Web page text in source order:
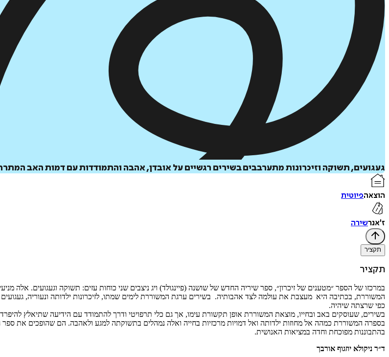
געגועים, תשוקה וזיכרונות מתערבבים בשירים רגשיים על אובדן, אהבה והתמודדות עם דמות האב
הוצאהפיוטית
ז'אנרשירה
תקציר
תקציר
במרכזו של הספר ״מטענים של זיכרון״, ספר שיריה החדש של שושנה (פיינגולד) ויג ניצבים שני כוחות עזים: תשוקה וגעגועים.
המשוררת, בכתיבה היא מעצבת את עולמה לצד אהבותיה. בשירים ערגת המשוררת לימים שמתו, לזיכרונות ילדותה ונעוריה,
כפי שרצתה שיהיה.
בשירים, שעוסקים באב ובחייו, מוצאת המשוררת אופן תקשורת עימו, אך גם כלי תרפויטי ודרך להתמודד עם הידיעה שתיאלץ להיפרד
בספרה המשוררת כמהה אל מחוזות ילדותה ואל דמויות מרכזיות בחייה ואלה נמהלים בתשוקתה למגע ולאהבה. הם שהופכים את
בהתבוננות מפוכחת וחדה במציאות האנושית.
ד״ר ניקולא יוזגוף אורבך